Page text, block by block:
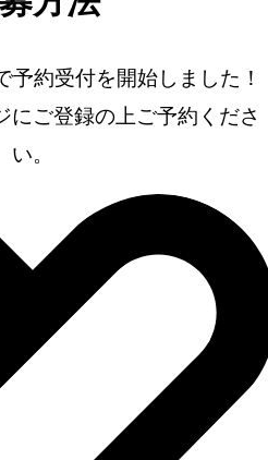
予約受付を開始しました！
にご登録の上ご予約くださ
い。